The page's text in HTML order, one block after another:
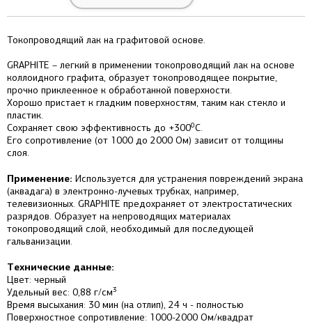
Токопроводящий лак на графитовой основе.
GRAPHITE – легкий в применении токопроводящий лак на основе
коллоидного графита, образует токопроводящее покрытие,
прочно приклеенное к обработанной поверхности.
Хорошо пристает к гладким поверхностям, таким как стекло и
пластик.
Сохраняет свою эффективность до +3000С.
Его сопротивление (от 1000 до 2000 Ом) зависит от толщины
слоя.
Применение: Используется для устранения повреждений экрана
(аквадага) в электронно-лучевых трубках, например,
телевизионных. GRAPHITE предохраняет от электростатических
разрядов. Образует на непроводящих материалах
токопроводящий слой, необходимый для последующей
гальванизации.
Технические данные:
Цвет: черный
Удельный вес: 0,88 г/см3
Время высыхания: 30 мин (на отлип), 24 ч - полностью
Поверхностное сопротивление: 1000-2000 Ом/квадрат